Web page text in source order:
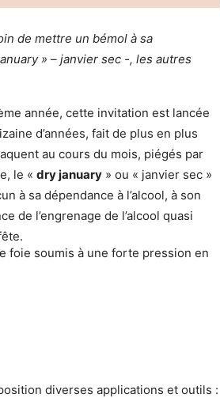
de mettre un bémol à sa
» – janvier sec -, les autres
année, cette invitation est lancée
d’années, fait de plus en plus
au cours du mois, piégés par
le « dry january » ou « janvier sec »
à sa dépendance à l’alcool, à son
de l’engrenage de l’alcool quasi
foie soumis à une forte pression en
diverses applications et outils :